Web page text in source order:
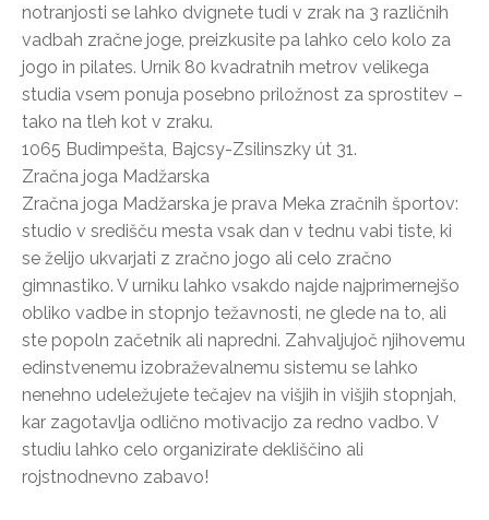
notranjosti se lahko dvignete tudi v zrak na 3 različnih
vadbah zračne joge, preizkusite pa lahko celo kolo za
jogo in pilates. Urnik 80 kvadratnih metrov velikega
studia vsem ponuja posebno priložnost za sprostitev –
tako na tleh kot v zraku.
1065 Budimpešta, Bajcsy-Zsilinszky út 31.
Zračna joga Madžarska
Zračna joga Madžarska je prava Meka zračnih športov:
studio v središču mesta vsak dan v tednu vabi tiste, ki
se želijo ukvarjati z zračno jogo ali celo zračno
gimnastiko. V urniku lahko vsakdo najde najprimernejšo
obliko vadbe in stopnjo težavnosti, ne glede na to, ali
ste popoln začetnik ali napredni. Zahvaljujoč njihovemu
edinstvenemu izobraževalnemu sistemu se lahko
nenehno udeležujete tečajev na višjih in višjih stopnjah,
kar zagotavlja odlično motivacijo za redno vadbo. V
studiu lahko celo organizirate dekliščino ali
rojstnodnevno zabavo!